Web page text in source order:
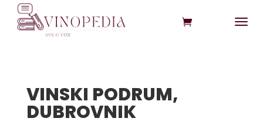
VINSKI PODRUM,
DUBROVNIK